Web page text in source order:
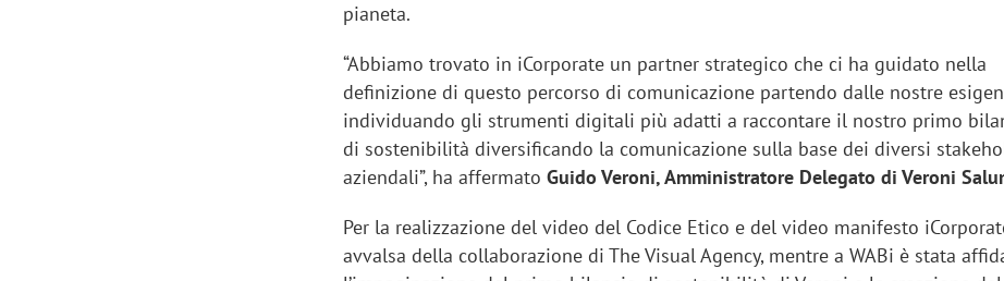
pianeta.
“Abbiamo trovato in iCorporate un partner strategico che ci ha guidato nella
definizione di questo percorso di comunicazione partendo dalle nostre
individuando gli strumenti digitali più adatti a raccontare il nostro primo
di sostenibilità diversificando la comunicazione sulla base dei diversi
aziendali”, ha affermatoGuido Veroni, Amministratore Delegato di Veroni
Per la realizzazione del video del Codice Etico e del video manifesto
avvalsa della collaborazione di The Visual Agency, mentre a WABi è stata